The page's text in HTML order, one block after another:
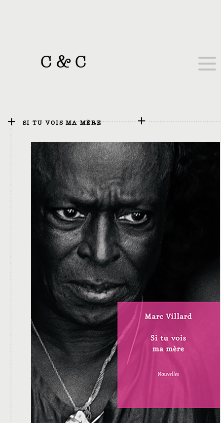
C &C
SI TU VOIS MA MÈRE